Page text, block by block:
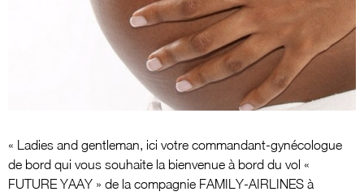
« Ladies and gentleman, ici votre commandant-gynécologue
de bord qui vous souhaite la bienvenue à bord du vol «
FUTURE YAAY » de la compagnie FAMILY-AIRLINES à